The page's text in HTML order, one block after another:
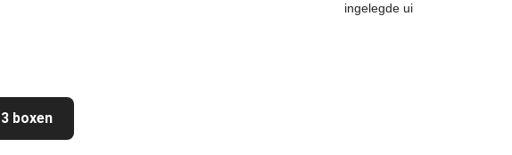
ingelegde ui
boxen